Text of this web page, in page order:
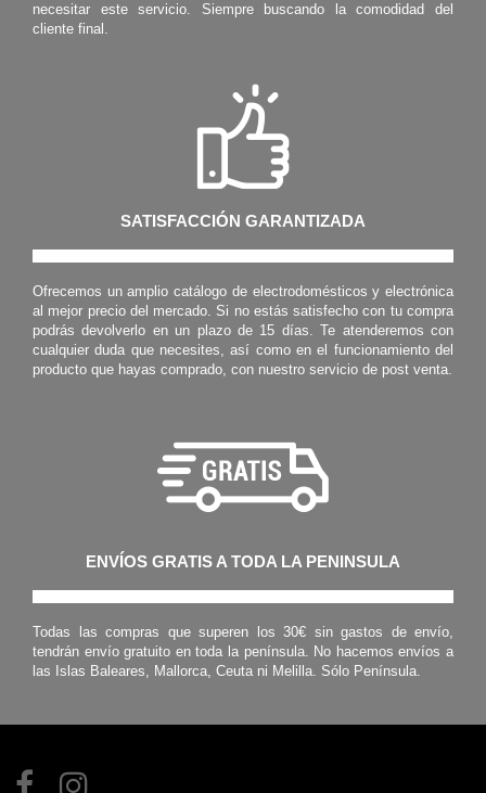
necesitar este servicio. Siempre buscando la comodidad del
cliente final.
SATISFACCIÓN GARANTIZADA
Ofrecemos un amplio catálogo de electrodomésticos y electrónica
al mejor precio del mercado. Si no estás satisfecho con tu compra
podrás devolverlo en un plazo de 15 días. Te atenderemos con
cualquier duda que necesites, así como en el funcionamiento del
producto que hayas comprado, con nuestro servicio de post venta.
ENVÍOS GRATIS A TODA LA PENINSULA
Todas las compras que superen los 30€ sin gastos de envío,
tendrán envío gratuito en toda la península. No hacemos envíos a
las Islas Baleares, Mallorca, Ceuta ni Melilla. Sólo Península.